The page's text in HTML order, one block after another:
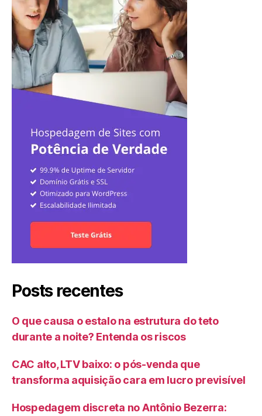
Posts recentes
O que causa o estalo na estrutura do teto
durante a noite? Entenda os riscos
CAC alto, LTV baixo: o pós-venda que
transforma aquisição cara em lucro previsível
Hospedagem discreta no Antônio Bezerra: